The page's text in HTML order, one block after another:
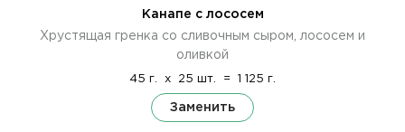
Канапе с лососем
Хрустящая гренка со сливочным сыром, лососем и
оливкой
45 г. x 25 шт. = 1 125 г.
Заменить